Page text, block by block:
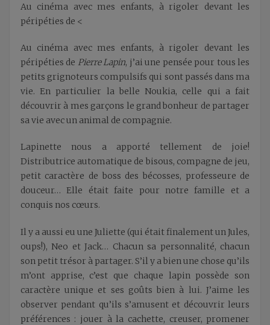
Au cinéma avec mes enfants, à rigoler devant les
péripéties de <
Au cinéma avec mes enfants, à rigoler devant les
péripéties de Pierre Lapin, j’ai une pensée pour tous les
petits grignoteurs compulsifs qui sont passés dans ma
vie. En particulier la belle Noukia, celle qui a fait
découvrir à mes garçons le grand bonheur de partager
sa vie avec un animal de compagnie.
Lapinette nous a apporté tellement de joie!
Distributrice automatique de bisous, compagne de jeu,
petit caractère de boss des bécosses, professeure de
douceur… Elle était faite pour notre famille et a
conquis nos cœurs.
Il y a aussi eu une Juliette (qui était finalement un Jules,
oups!), Neo et Jack… Chacun sa personnalité, chacun
son petit trésor à partager. S’il y a bien une chose qu’ils
m’ont apprise, c’est que chaque lapin possède son
caractère unique et ses goûts bien à lui. J’aime les
observer pendant qu’ils s’amusent et découvrir leurs
préférences : jouer à la cachette, creuser, promener